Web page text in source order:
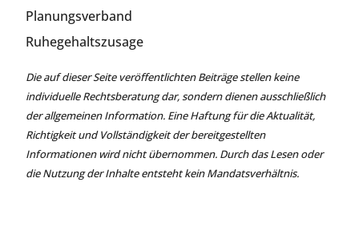
Planungsverband
Ruhegehaltszusage
Die auf dieser Seite veröffentlichten Beiträge stellen keine
individuelle Rechtsberatung dar, sondern dienen ausschließlich
der allgemeinen Information. Eine Haftung für die Aktualität,
Richtigkeit und Vollständigkeit der bereitgestellten
Informationen wird nicht übernommen. Durch das Lesen oder
die Nutzung der Inhalte entsteht kein Mandatsverhältnis.